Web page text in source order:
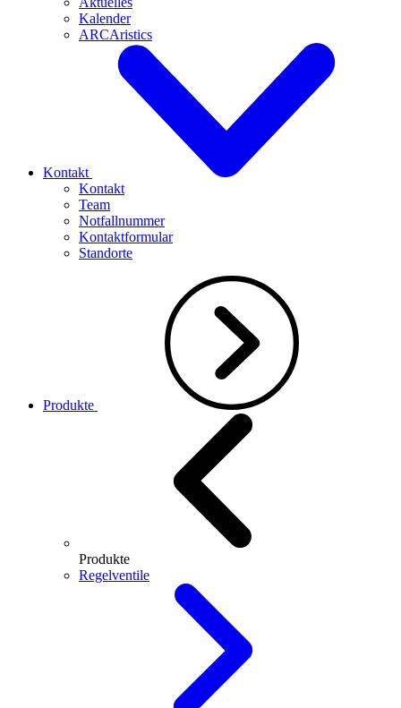
Kalender
ARCAristics
Kontakt
Kontakt
Team
Notfallnummer
Kontaktformular
Standorte
Produkte
Produkte
Regelventile